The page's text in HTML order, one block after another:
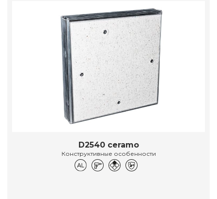
D2540 ceramo
Конструктивные особенности